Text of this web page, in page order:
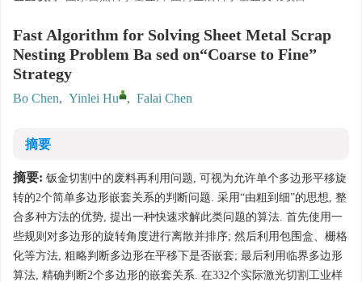
Fast Algorithm for Solving Sheet Metal Scrap
Nesting Problem Ba sed on“Coarse to Fine”
Strategy
Bo Chen, Yinlei Hu , Falai Chen
摘要
摘要: 钣金切割中的废料再利用问题, 可视为允许单个多边形平移旋
转的2个简单多边形嵌套关系的判断问题. 采用“由粗到细”的思想, 整
合多种方法的优势, 提出一种快速求解此类问题的算法. 首先使用一
些规则对多边形的旋转角度进行离散并排序; 然后利用包围盒、栅格
化等方法, 粗略判断多边形在平移下是否嵌套; 最后利用临界多边形
算法, 精确判断2个多边形的嵌套关系. 在332个实际激光切割工业样